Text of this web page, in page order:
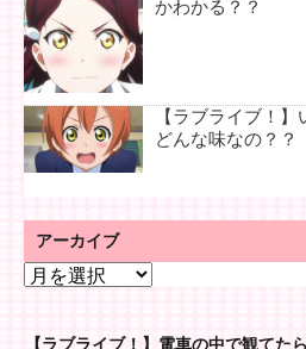
かわかる？？
【ラブライブ！
どんな味なの？？
アーカイブ
ア
【ラブライブ！】電車の中で観てた